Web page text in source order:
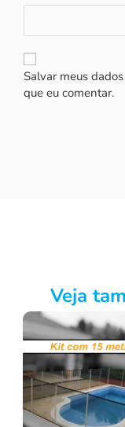
Salvar meus
que eu comentar.
Veja